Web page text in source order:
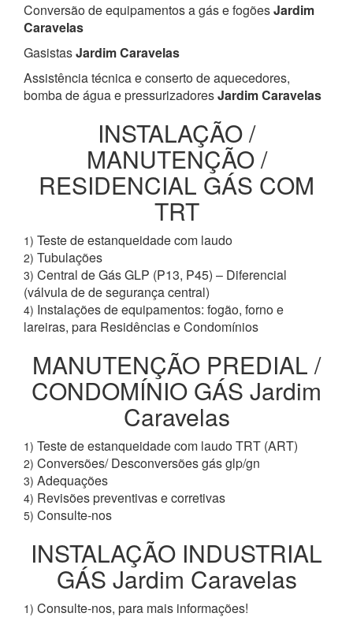
Conversão de equipamentos a gás e fogõesJardim
Caravelas
GasistasJardim Caravelas
Assistência técnica e conserto de aquecedores,
bomba de água e pressurizadoresJardim Caravelas
INSTALAÇÃO /
MANUTENÇÃO /
RESIDENCIAL GÁS COM
TRT
1) Teste de estanqueidade com laudo
2) Tubulações
3) Central de Gás GLP (P13, P45) – Diferencial
(válvula de de segurança central)
4) Instalações de equipamentos: fogão, forno e
lareiras, para Residências e Condomínios
MANUTENÇÃO PREDIAL /
CONDOMÍNIO GÁS Jardim
Caravelas
1) Teste de estanqueidade com laudo TRT (ART)
2) Conversões/ Desconversões gás glp/gn
3) Adequações
4) Revisões preventivas e corretivas
5) Consulte-nos
INSTALAÇÃO INDUSTRIAL
GÁS Jardim Caravelas
1) Consulte-nos, para mais informações!